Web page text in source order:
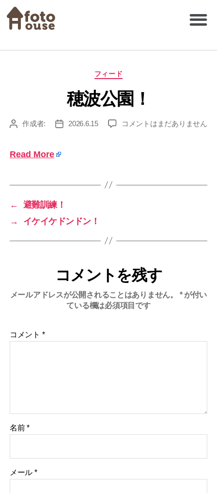
フィード
穂波公園！
作成者: 2026.6.15 コメントはまだありません
Read More
←
避難訓練！
→
イケイケドンドン！
コメントを残す
メールアドレスが公開されることはありません。 *が付い
ている欄は必須項目です
コメント *
名前*
メール *